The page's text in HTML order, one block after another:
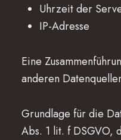
Uhrzeit der
IP-Adresse
Eine
anderen
Grundlage für die
Abs. 1 lit. f DSGVO,